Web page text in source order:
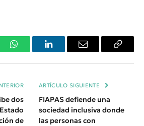
WhatsAppLinkedInEmail
Copiar
dos
de
ARTÍCULO SIGUIENTE
FIAPAS defiende una
sociedad inclusiva donde
las personas con